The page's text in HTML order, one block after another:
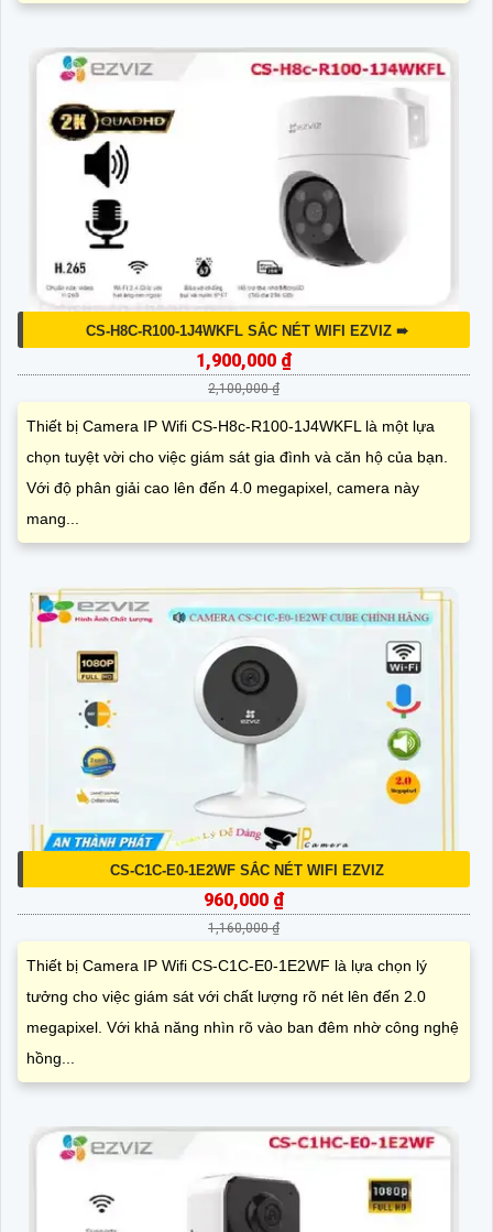
CS-H8C-R100-1J4WKFL SẮC NÉT WIFI EZVIZ ➠
1,900,000 ₫
2,100,000 ₫
Thiết bị Camera IP Wifi CS-H8c-R100-1J4WKFL là một lựa
chọn tuyệt vời cho việc giám sát gia đình và căn hộ của bạn.
Với độ phân giải cao lên đến 4.0 megapixel, camera này
mang...
CS-C1C-E0-1E2WF SẮC NÉT WIFI EZVIZ
960,000 ₫
1,160,000 ₫
Thiết bị Camera IP Wifi CS-C1C-E0-1E2WF là lựa chọn lý
tưởng cho việc giám sát với chất lượng rõ nét lên đến 2.0
megapixel. Với khả năng nhìn rõ vào ban đêm nhờ công nghệ
hồng...